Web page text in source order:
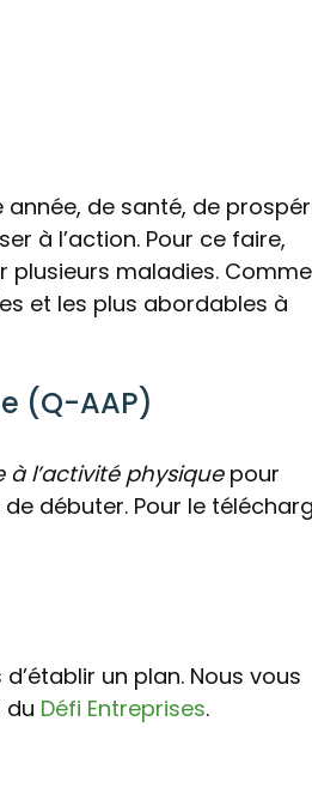
année, de santé, de
à l’action. Pour ce faire,
plusieurs maladies.
et les plus abordables à
(Q-AAP)
l’activité physiquepour
débuter. Pour le
un plan. Nous vous
du Défi Entreprises.